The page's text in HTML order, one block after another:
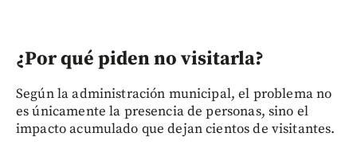
¿Por qué piden no visitarla?
Según la administración municipal, el problema no
es únicamente la presencia de personas, sino el
impacto acumulado que dejan cientos de visitantes.